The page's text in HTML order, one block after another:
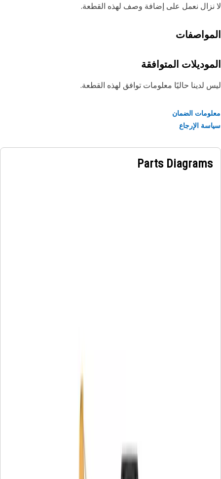
نزال نعمل على إضافة وصف لهذه القطعة.
المتوافقة
لدينا حاليًا معلومات توافق لهذه القطعة.
الضمان
الإرجاع
Parts Diagrams